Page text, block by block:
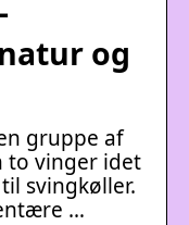
og
gruppe af
to vinger idet
svingkøller.
…